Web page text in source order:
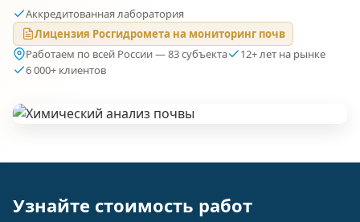
Аккредитованная лаборатория
Лицензия Росгидромета на мониторинг почв
Работаем по всей России — 83 субъекта
12+ лет на рынке
6 000+ клиентов
Узнайте стоимость работ